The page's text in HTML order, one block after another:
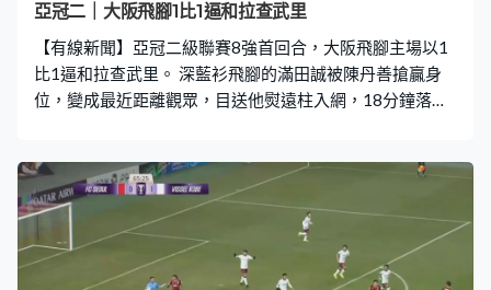
亞冠二｜大阪飛腳1比1逼和拉查武里
【有線新聞】亞冠二級聯賽8強首回合，大阪飛腳主場以1
比1逼和拉查武里。 深藍衫飛腳的滿田誠被陳丹善搶贏身
位，變成最近距離觀眾，目送他熨遠柱入網，18分鐘落後
名和田我空罰球中楣，飛腳未能反敗為勝，1比1完場，下
星期去泰國踢次回合，再決高下。